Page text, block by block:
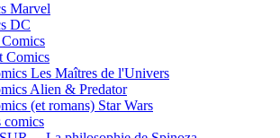
Marvel
DC
Comics
Les Maîtres de l'Univers
Alien & Predator
(et romans) Star Wars
comics